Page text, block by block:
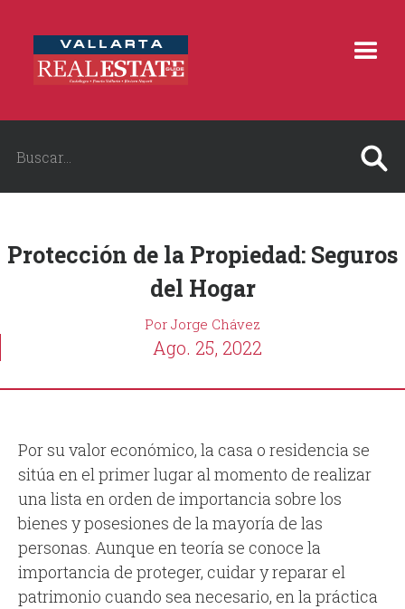
Protección de la Propiedad: Seguros
del Hogar
Por Jorge Chávez
Ago. 25, 2022
Por su valor económico, la casa o residencia se
sitúa en el primer lugar al momento de realizar
una lista en orden de importancia sobre los
bienes y posesiones de la mayoría de las
personas. Aunque en teoría se conoce la
importancia de proteger, cuidar y reparar el
patrimonio cuando sea necesario, en la práctica